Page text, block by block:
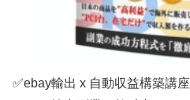
✅ebay輸出 x 自動収益構築講座